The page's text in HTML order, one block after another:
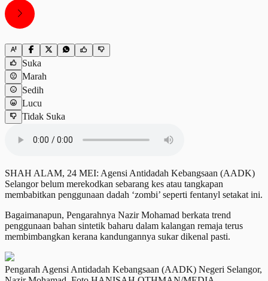
Suka
Marah
Sedih
Lucu
Tidak Suka
SHAH ALAM, 24 MEI: Agensi Antidadah Kebangsaan (AADK)
Selangor belum merekodkan sebarang kes atau tangkapan
membabitkan penggunaan dadah ‘zombi’ seperti fentanyl setakat ini.
Bagaimanapun, Pengarahnya Nazir Mohamad berkata trend
penggunaan bahan sintetik baharu dalam kalangan remaja terus
membimbangkan kerana kandungannya sukar dikenal pasti.
Pengarah Agensi Antidadah Kebangsaan (AADK) Negeri Selangor,